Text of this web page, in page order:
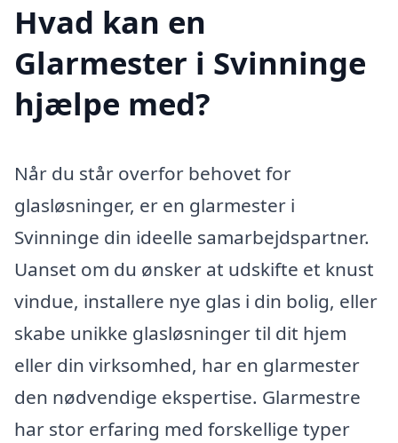
Hvad kan en
Glarmester i Svinninge
hjælpe med?
Når du står overfor behovet for
glasløsninger, er en glarmester i
Svinninge din ideelle samarbejdspartner.
Uanset om du ønsker at udskifte et knust
vindue, installere nye glas i din bolig, eller
skabe unikke glasløsninger til dit hjem
eller din virksomhed, har en glarmester
den nødvendige ekspertise. Glarmestre
har stor erfaring med forskellige typer